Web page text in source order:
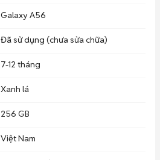
Galaxy A56
Đã sử dụng (chưa sửa chữa)
7-12 tháng
Xanh lá
256 GB
Việt Nam